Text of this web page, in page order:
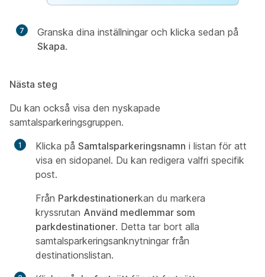
7
Granska dina inställningar och klicka sedan på
Skapa.
Nästa steg
Du kan också visa den nyskapade
samtalsparkeringsgruppen.
Klicka på Samtalsparkeringsnamn i listan för att
visa en sidopanel. Du kan redigera valfri specifik
post.
Från Parkdestinationerkan du markera
kryssrutan Använd medlemmar som
parkdestinationer. Detta tar bort alla
samtalsparkeringsanknytningar från
destinationslistan.